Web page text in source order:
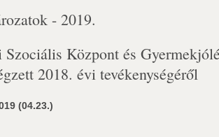
- 2019.
Központ és
2018. évi tevékenységéről
(04.23.)